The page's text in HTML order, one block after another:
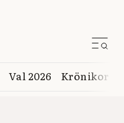
Val 2026 Krönikor